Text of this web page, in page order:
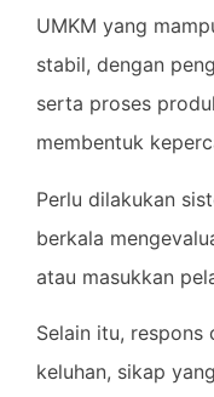
UMKM yang
stabil, dengan
serta proses
membentuk
Perlu dilakukan
berkala
atau masukkan
Selain itu,
keluhan, sikap